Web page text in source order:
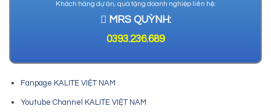
Khách hàng dự án, quà tặng doanh nghiệp liên hệ:
MRS QUỲNH:
0393.236.689
Fanpage KALITE VIỆT NAM
Youtube Channel KALITE VIỆT NAM